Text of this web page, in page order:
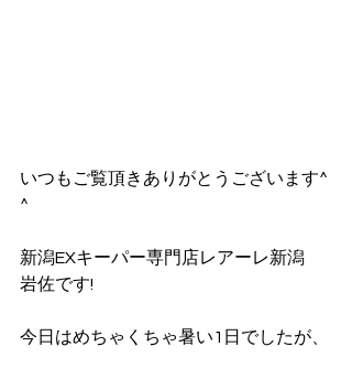
いつもご覧頂きありがとうございます^
^
新潟EXキーパー専門店レアーレ新潟
岩佐です!
今日はめちゃくちゃ暑い1日でしたが、